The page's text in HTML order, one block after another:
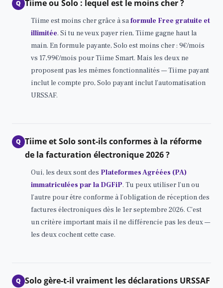
Q Tiime ou Solo : lequel est le moins cher ?
Tiime est moins cher grâce à saformule Free gratuite et
illimitée. Si tu ne veux payer rien, Tiime gagne haut la
main. En formule payante, Solo est moins cher : 9€/mois
vs 17,99€/mois pour Tiime Smart. Mais les deux ne
proposent pas les mêmes fonctionnalités — Tiime payant
inclut le compte pro, Solo payant inclut l’automatisation
URSSAF.
Q Tiime et Solo sont-ils conformes à la réforme
de la facturation électronique 2026 ?
Oui, les deux sont des Plateformes Agréées (PA)
immatriculées par la DGFiP. Tu peux utiliser l’un ou
l’autre pour être conforme à l’obligation de réception des
factures électroniques dès le 1er septembre 2026. C’est
un critère important mais il ne différencie pas les deux —
les deux cochent cette case.
Q Solo gère-t-il vraiment les déclarations URSSAF